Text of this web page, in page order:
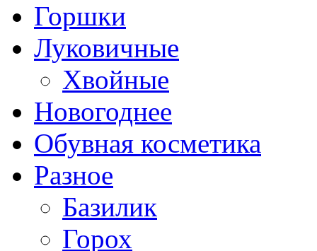
Горшки
Луковичные
Хвойные
Новогоднее
Обувная косметика
Разное
Базилик
Горох